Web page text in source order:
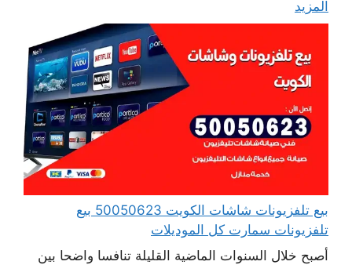
المزيد
بيع تلفزيونات شاشات الكويت 50050623 بيع
تلفزيونات سمارت كل الموديلات
أصبح خلال السنوات الماضية القليلة تنافسا واضحا بين